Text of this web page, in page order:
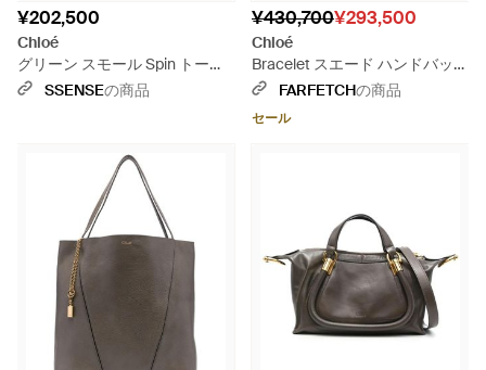
¥202,500
Chloé
グリーン スモール Spin トート
バッグ - グレー
SSENSEの商品
¥430,700¥293,500
Chloé
Bracelet スエード ハンドバッグ
- グレーFARFETCHの商品
セール